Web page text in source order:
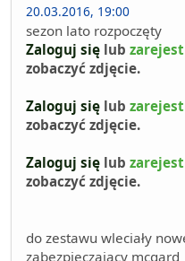
20.03.2016, 19:00
sezon lato rozpoczęty
Zaloguj się lub
zobaczyć zdjęcie.
Zaloguj się lub
zobaczyć zdjęcie.
Zaloguj się lub
zobaczyć zdjęcie.
do zestawu wleciały
zabezpieczający mcgard